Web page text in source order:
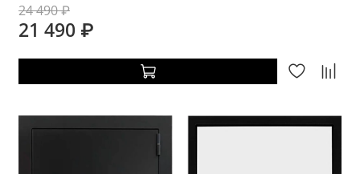
24 490 ₽
21 490 ₽